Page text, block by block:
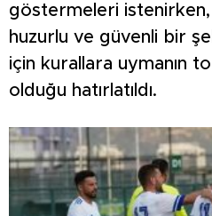
göstermeleri istenirken,
huzurlu ve güvenli bir
için kurallara uymanın
olduğu hatırlatıldı.